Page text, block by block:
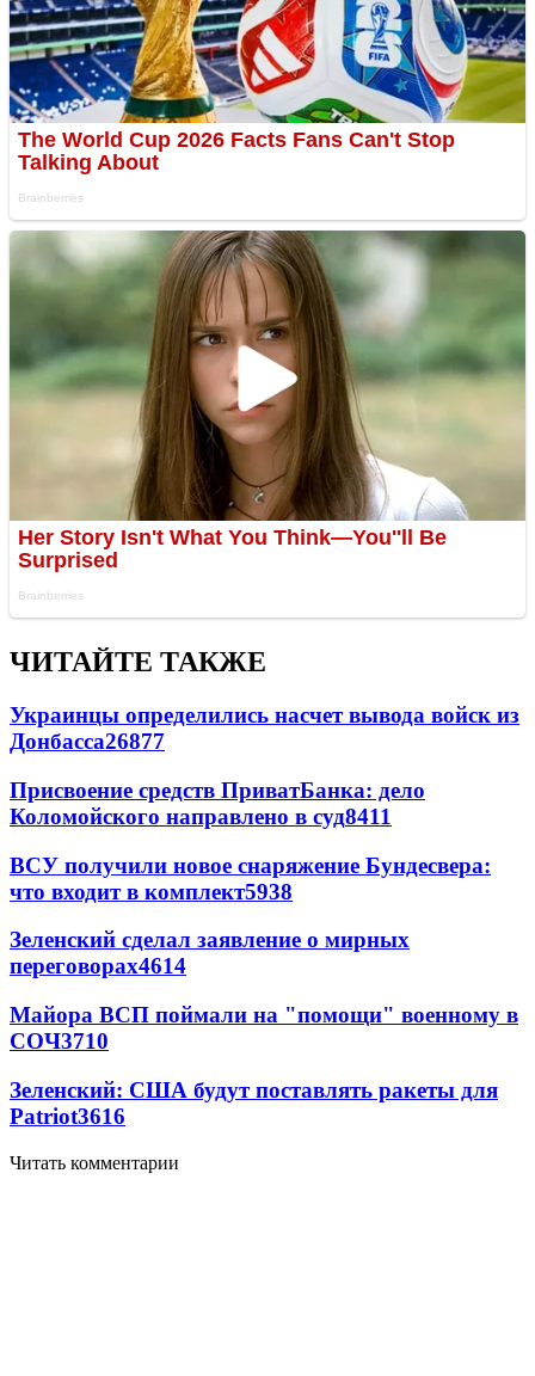
ЧИТАЙТЕ ТАКЖЕ
Украинцы определились насчет вывода войск из
Донбасса26877
Присвоение средств ПриватБанка: дело
Коломойского направлено в суд8411
ВСУ получили новое снаряжение Бундесвера:
что входит в комплект5938
Зеленский сделал заявление о мирных
переговорах4614
Майора ВСП поймали на "помощи" военному в
СОЧ3710
Зеленский: США будут поставлять ракеты для
Patriot3616
Читать комментарии